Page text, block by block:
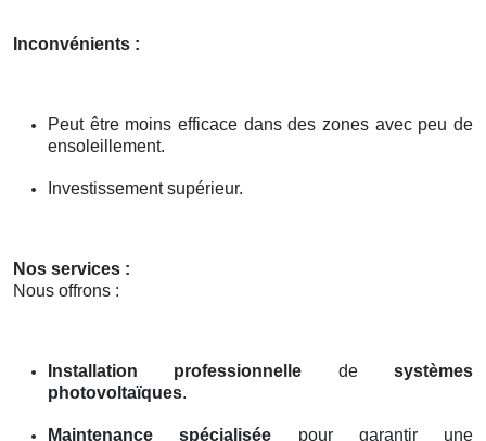
Inconvénients :
Peut être moins efficace dans des zones avec peu de
ensoleillement.
Investissement supérieur.
Nos services :
Nous offrons :
Installation professionnelle desystèmes
photovoltaïques.
Maintenance spécialisée pour garantir une